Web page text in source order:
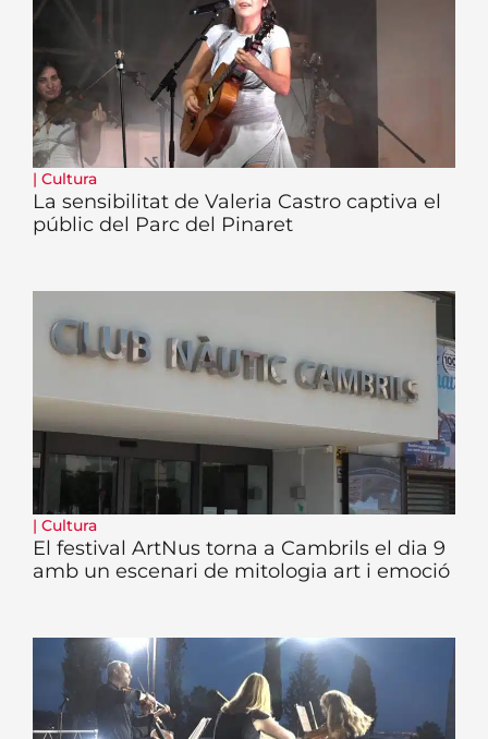
| Cultura
La sensibilitat de Valeria Castro captiva el
públic del Parc del Pinaret
| Cultura
El festival ArtNus torna a Cambrils el dia 9
amb un escenari de mitologia art i emoció